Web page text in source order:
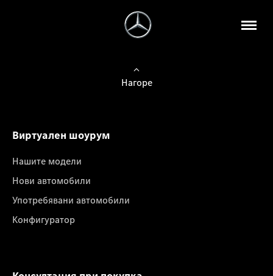
Нагоре
Виртуален шоурум
Нашите модели
Нови автомобили
Употребявани автомобили
Конфигуратор